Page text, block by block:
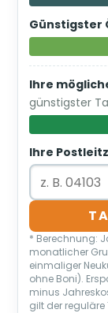
Günstigster
Ihre
günstigster
Ihre
* Berechnung:
monatlicher
einmaliger
ohne Boni).
minus
gilt der reguläre